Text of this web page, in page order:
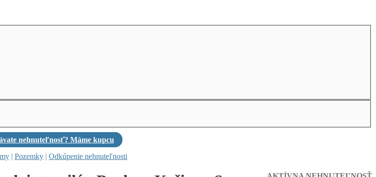
nehnuteľnosť? Máme kupcu
| Pozemky | Odkúpenie nehnuteľnosti